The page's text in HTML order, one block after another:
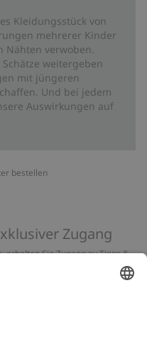
Kleidungsstück von
mehrerer Kinder
verwoben.
weitergeben
mit jüngeren
Und bei jedem
Auswirkungen auf
bestellen
Zugang
erhalten Sie Zugang zu Tipps &
nicht mit anderen Rabatten
limitierte Artikel. Lies unsere